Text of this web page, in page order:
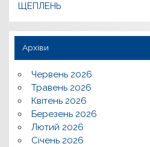
ЩЕПЛЕНЬ
Архіви
Червень 2026
Травень 2026
Квітень 2026
Березень 2026
Лютий 2026
Січень 2026